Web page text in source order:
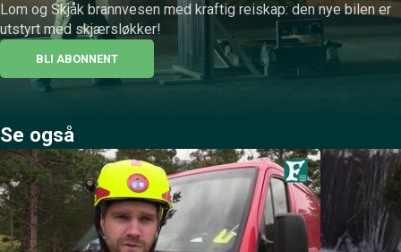
Lom og Skjåk brannvesen med kraftig reiskap: den nye bilen er
utstyrt med skjærsløkker!
BLI ABONNENT
Se også